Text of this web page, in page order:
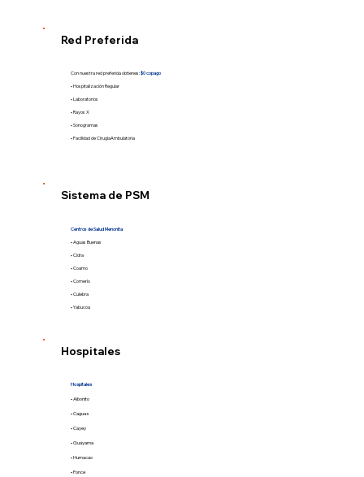
Red Preferida
Con nuestra red preferida obtienes:$0 copago
• Hospitalización Regular
• Laboratorios
• Rayos X
• Sonogramas
• Facilidad de CirugíaAmbulatoria
Sistema de PSM
Centros de Salud Menonita
• Aguas Buenas
• Cidra
• Coamo
• Comerío
• Culebra
• Yabucoa
Hospitales
Hospitales
• Aibonito
• Caguas
• Cayey
• Guayama
• Humacao
• Ponce